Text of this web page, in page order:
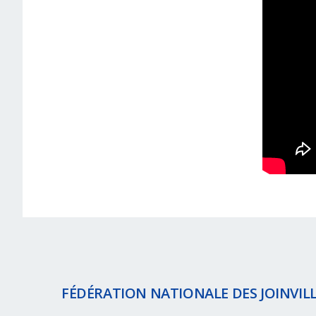
FÉDÉRATION NATIONALE DES